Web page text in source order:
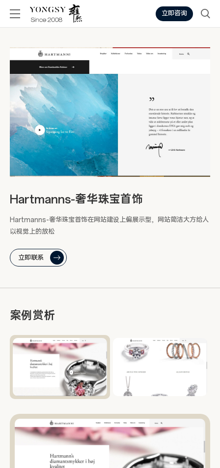
立即咨询
Hartmanns-奢华珠宝首饰
Hartmanns-奢华珠宝首饰在网站建设上偏展示型，网站简洁大方给人
以视觉上的放松
立即联系
案例赏析